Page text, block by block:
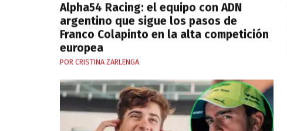
Alpha54 Racing: el equipo con ADN
argentino que sigue los pasos de
Franco Colapinto en la alta competición
europea
POR CRISTINA ZARLENGA